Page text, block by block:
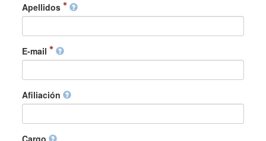
Apellidos
E-mail
Afiliación
Cargo